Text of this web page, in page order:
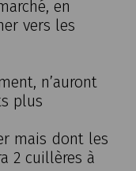
en
vers les
, n’auront
plus
mais dont les
2 cuillères à